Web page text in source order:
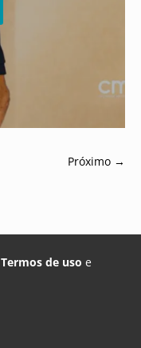
Próximo →
Termos de uso e